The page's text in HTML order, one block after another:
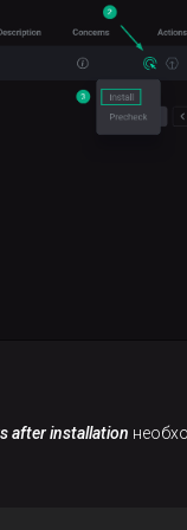
after installation